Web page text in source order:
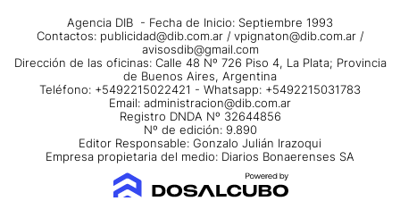
Agencia DIB - Fecha de Inicio: Septiembre 1993
Contactos: publicidad@dib.com.ar / vpignaton@dib.com.ar /
avisosdib@gmail.com
Dirección de las oficinas: Calle 48 Nº 726 Piso 4, La Plata; Provincia
de Buenos Aires, Argentina
Teléfono: +5492215022421 - Whatsapp: +5492215031783
Email: administracion@dib.com.ar
Registro DNDA Nº 32644856
Nº de edición: 9.890
Editor Responsable: Gonzalo Julián Irazoqui
Empresa propietaria del medio: Diarios Bonaerenses SA